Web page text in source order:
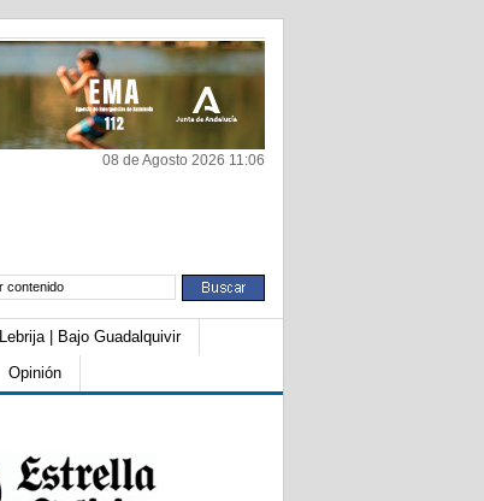
08 de Agosto 2026 11:06
Lebrija | Bajo Guadalquivir
Opinión